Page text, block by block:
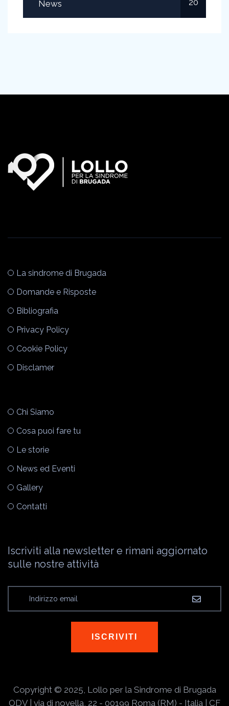
News
La sindrome di Brugada
Domande e Risposte
Bibliografia
Privacy Policy
Cookie Policy
Disclamer
Chi Siamo
Cosa puoi fare tu
Le storie
News ed Eventi
Gallery
Contatti
Iscriviti alla newsletter e rimani aggiornato
sulle nostre attività
ISCRIVITI
Copyright © 2025, Lollo per la Sindrome di Brugada
ODV | via di novella, 22 - 00199 Roma (RM) - Italia | CF